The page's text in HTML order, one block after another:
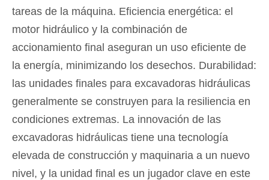
tareas de la máquina. Eficiencia energética: el
motor hidráulico y la combinación de
accionamiento final aseguran un uso eficiente de
la energía, minimizando los desechos. Durabilidad:
las unidades finales para excavadoras hidráulicas
generalmente se construyen para la resiliencia en
condiciones extremas. La innovación de las
excavadoras hidráulicas tiene una tecnología
elevada de construcción y maquinaria a un nuevo
nivel, y la unidad final es un jugador clave en este